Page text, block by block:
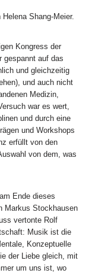
Shang-Meier.
Kongress der
gespannt auf das
und gleichzeitig
und auch nicht
Medizin,
war es wert,
und durch eine
und Workshops
erfüllt von den
von dem, was
Ende dieses
Markus Stockhausen
vertonte Rolf
Musik ist die
Konzeptuelle
der Liebe gleich, mit
um uns ist, wo